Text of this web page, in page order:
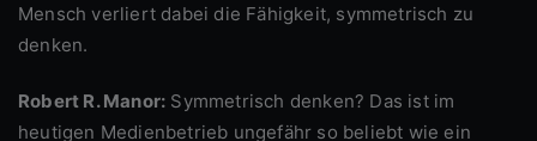
Mensch verliert dabei die Fähigkeit, symmetrisch zu
denken.
Robert R. Manor: Symmetrisch denken? Das ist im
heutigen Medienbetrieb ungefähr so beliebt wie ein